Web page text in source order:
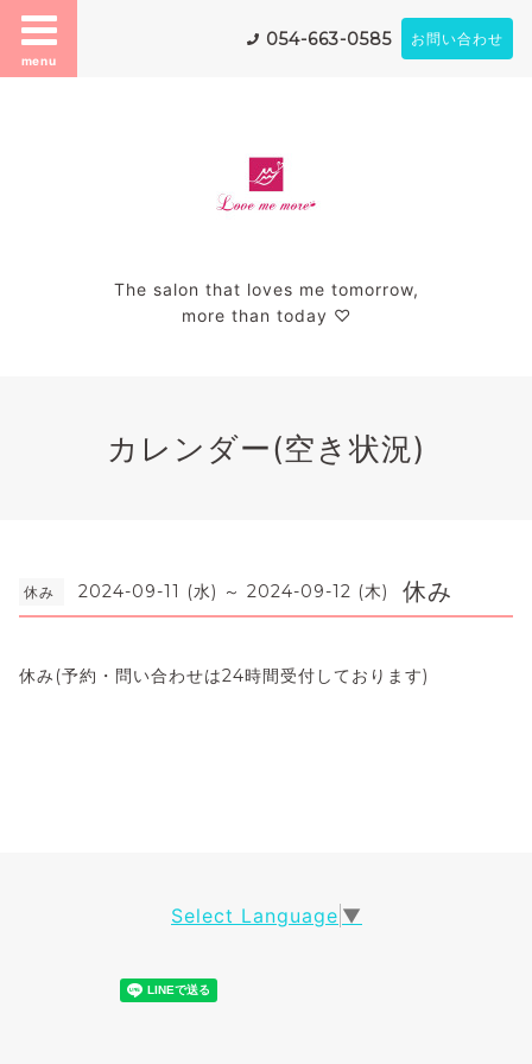
menu
054-663-0585 お問い合わせ
The salon that loves me tomorrow,
more than today ♡
カレンダー(空き状況)
休み 2024-09-11 (水) ～ 2024-09-12 (木) 休み
休み(予約・問い合わせは24時間受付しております)
Select Language ▼